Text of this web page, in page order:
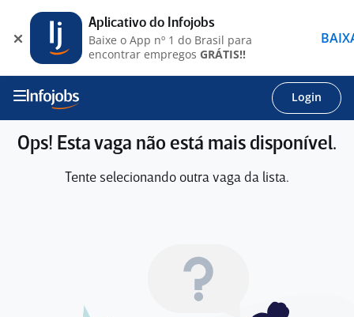
Login
Ops! Esta vaga não está mais disponível.
Tente selecionando outra vaga da lista.
Aplicativo do Infojobs
Baixe o App nº 1 do Brasil para
encontrar empregos GRÁTIS!!